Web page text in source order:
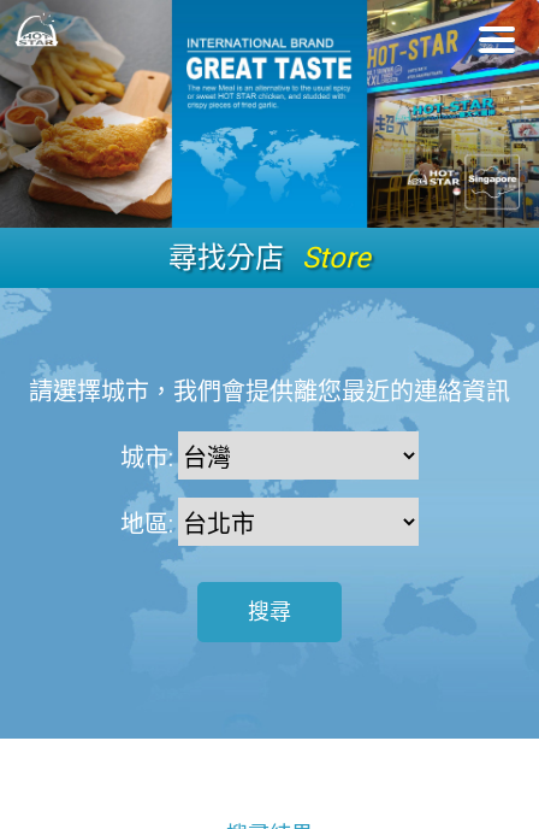
尋找分店 Store
請選擇城市，我們會提供離您最近的連絡資訊
城市:
地區:
搜尋